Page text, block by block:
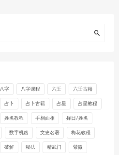
八字 八字课程 六壬 六壬古籍
占卜 占卜古籍 占星 占星教程
姓名教程 手相面相 择日/姓名
数字机凶 文史名著 梅花教程
破解 秘法 精武门 紫微